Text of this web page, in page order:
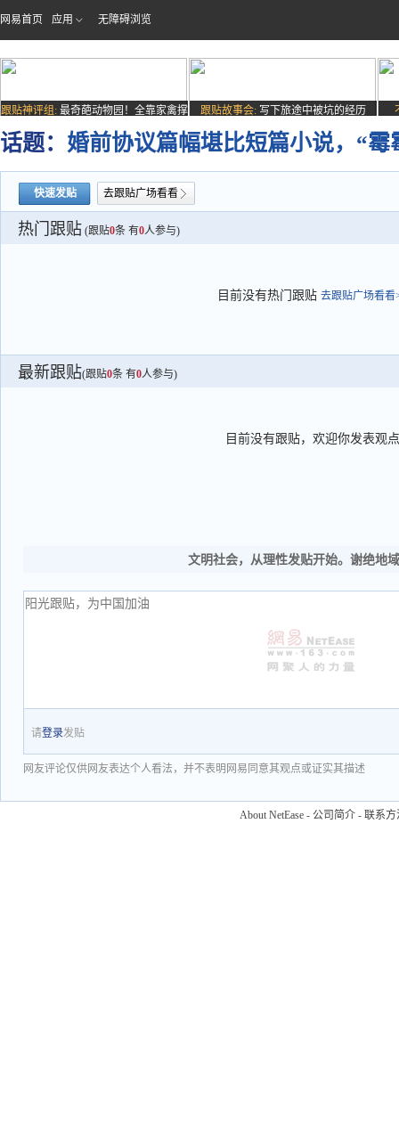
网易首页 应用 无障碍浏览
跟贴神评组: 最奇葩动物园！全靠家禽撑
场子
跟贴故事会: 写下旅途中被坑的经历
话题： 婚前协议篇幅堪比短篇小说，“
快速发贴 去跟贴广场看看
热门跟贴 (跟贴0条 有0人参与)
目前没有热门跟贴 去跟贴广场看看
最新跟贴(跟贴0条 有0人参与)
目前没有跟贴，欢迎你发表观点
文明社会，从理性发贴开始。谢绝地
请登录发贴
网友评论仅供网友表达个人看法，并不表明网易同意其观点或证实其描述
About NetEase - 公司简介 - 联系方